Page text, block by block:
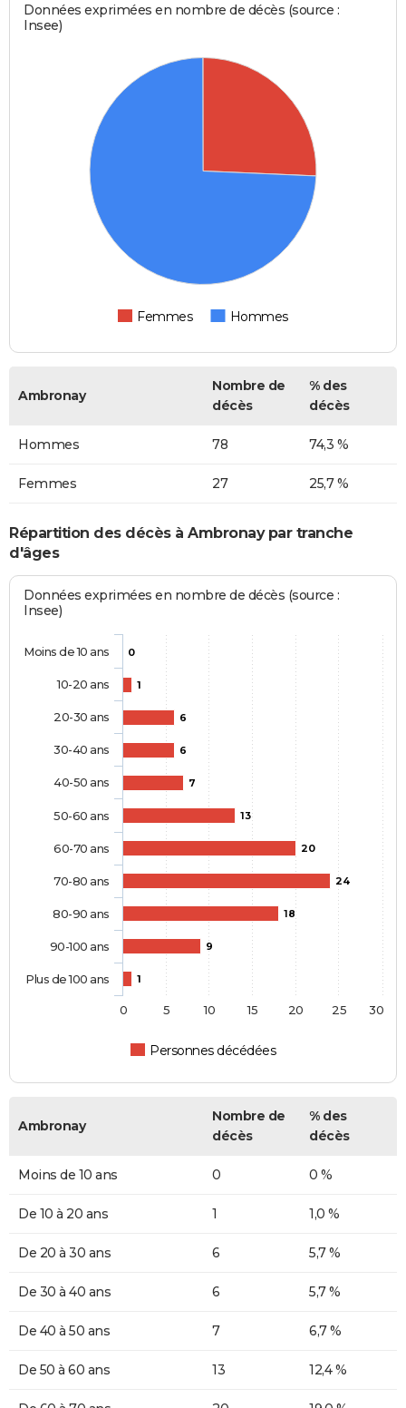
Données exprimées en nombre de décès (source :
Insee)
Femmes Hommes
Ambronay
Nombre de
décès
% des
décès
Hommes 78 74,3 %
Femmes 27 25,7 %
Répartition des décès à Ambronay par tranche
d'âges
Données exprimées en nombre de décès (source :
Insee)
0
1
6
6
7
13
20
24
18
9
1
Personnes décédées
Moins de 10 ans
10-20 ans
20-30 ans
30-40 ans
40-50 ans
50-60 ans
60-70 ans
70-80 ans
80-90 ans
90-100 ans
Plus de 100 ans
0 5 10 15 20 25 30
Ambronay
Nombre de
décès
% des
décès
Moins de 10 ans 0 0 %
De 10 à 20 ans 1 1,0 %
De 20 à 30 ans 6 5,7 %
De 30 à 40 ans 6 5,7 %
De 40 à 50 ans 7 6,7 %
De 50 à 60 ans 13 12,4 %